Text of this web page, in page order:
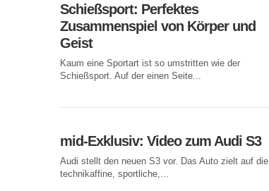
Schießsport: Perfektes
Zusammenspiel von Körper und
Geist
Kaum eine Sportart ist so umstritten wie der
Schießsport. Auf der einen Seite...
mid-Exklusiv: Video zum Audi S3
Audi stellt den neuen S3 vor. Das Auto zielt auf die
technikaffine, sportliche,...